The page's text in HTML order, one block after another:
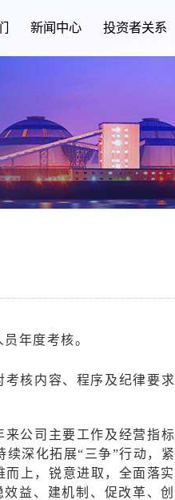
新闻中心 投资者关系
年度考核。
核内容、程序及纪律要求
公司主要工作及经营指标
深化拓展“三争”行动，紧
上，锐意进取，全面落实
益、建机制、促改革、创